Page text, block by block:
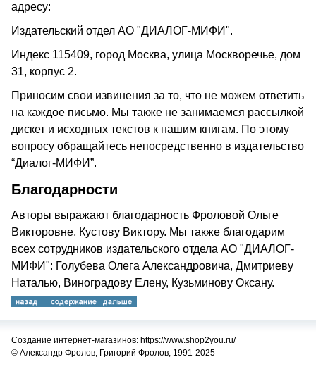
адресу:
Издательский отдел АО "ДИАЛОГ-МИФИ".
Индекс 115409, город Москва, улица Москворечье, дом
31, корпус 2.
Приносим свои извинения за то, что не можем ответить
на каждое письмо. Мы также не занимаемся рассылкой
дискет и исходных текстов к нашим книгам. По этому
вопросу обращайтесь непосредственно в издательство
“Диалог-МИФИ”.
Благодарности
Авторы выражают благодарность Фроловой Ольге
Викторовне, Кустову Виктору. Мы также благодарим
всех сотрудников издательского отдела АО "ДИАЛОГ-
МИФИ": Голубева Олега Александровича, Дмитриеву
Наталью, Виноградову Елену, Кузьминову Оксану.
Создание интернет-магазинов: https://www.shop2you.ru/
© Александр Фролов, Григорий Фролов, 1991-2025